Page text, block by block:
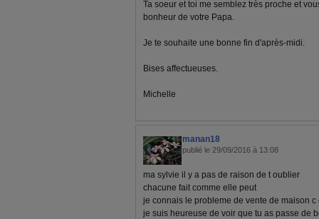
Ta soeur et toi me semblez très proche et
bonheur de votre Papa.
Je te souhaite une bonne fin d'après-midi.
Bises affectueuses.
Michelle
manan18
publié le 29/09/2016 à 13:08
ma sylvie il y a pas de raison de t oublier
chacune fait comme elle peut
je connais le probleme de vente de maison
je suis heureuse de voir que tu as passe de